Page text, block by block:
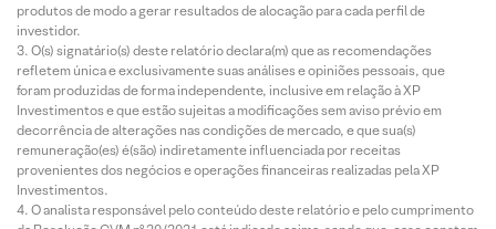
produtos de modo a gerar resultados de alocação para cada perfil de
investidor.
O(s) signatário(s) deste relatório declara(m) que as recomendações
refletem única e exclusivamente suas análises e opiniões pessoais, que
foram produzidas de forma independente, inclusive em relação à XP
Investimentos e que estão sujeitas a modificações sem aviso prévio em
decorrência de alterações nas condições de mercado, e que sua(s)
remuneração(es) é(são) indiretamente influenciada por receitas
provenientes dos negócios e operações financeiras realizadas pela XP
Investimentos.
O analista responsável pelo conteúdo deste relatório e pelo cumprimento